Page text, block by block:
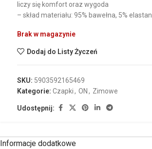
liczy się komfort oraz wygoda
– skład materiału: 95% bawełna, 5% elastan
Brak w magazynie
Dodaj do Listy Życzeń
SKU: 5903592165469
Kategorie: Czapki, ON , Zimowe
Udostępnij:
Informacje dodatkowe